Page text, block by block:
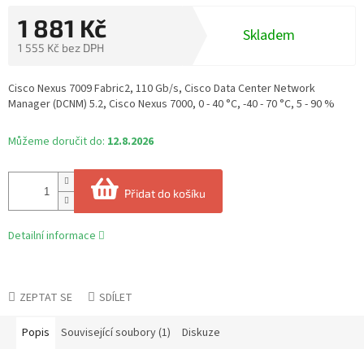
1 881 Kč
1 555 Kč bez DPH
cena:
Skladem
Můžeme doručit do: 12.8.2026
Přidat do košíku
Cisco Nexus 7009 Fabric2, 110 Gb/s, Cisco Data Center Network
Manager (DCNM) 5.2, Cisco Nexus 7000, 0 - 40 °C, -40 - 70 °C, 5 - 90 %
Detailní informace
ZEPTAT SE SDÍLET
Popis Související soubory (1) Diskuze